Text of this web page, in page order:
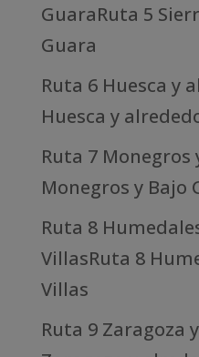
GuaraRuta 5
Guara
Ruta 6 Huesca y
Huesca y
Ruta 7 Monegros
Monegros y Bajo
Ruta 8
VillasRuta 8
Villas
Ruta 9 Zaragoza